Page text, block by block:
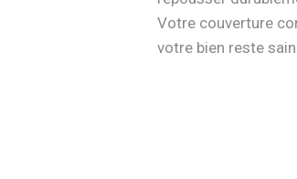
Votre couverture
votre bien reste sain.